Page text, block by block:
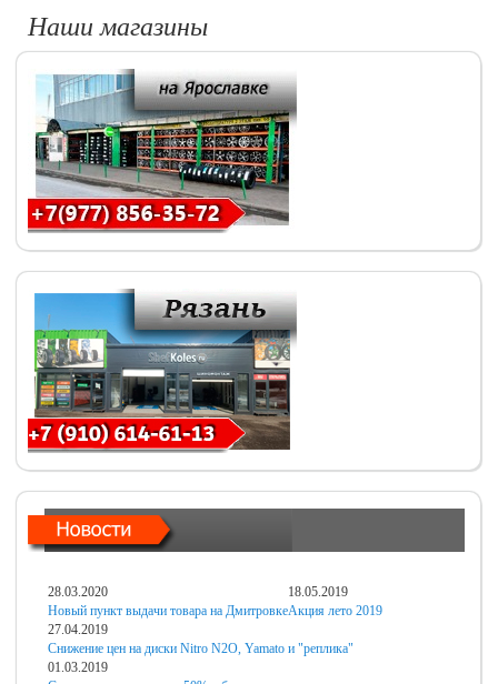
Наши магазины
28.03.2020
Новый пункт выдачи товара на Дмитровке
18.05.2019
Акция лето 2019
27.04.2019
Снижение цен на диски Nitro N2O, Yamato и "реплика"
01.03.2019